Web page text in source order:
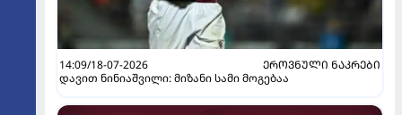
14:09/18-07-2026
ᲔᲠᲝᲕᲜᲣᲚᲘ ᲜᲐᲙᲠᲔᲑᲘ
დავით ნინიაშვილი: მიზანი სამი მოგებაა